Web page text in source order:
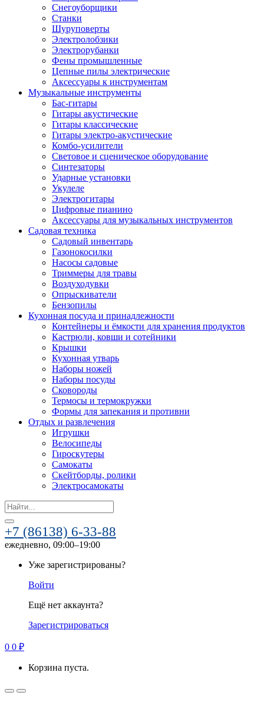
Снегоуборщики
Станки
Шуруповерты
Электролобзики
Электрорубанки
Фены промышленные
Цепные пилы электрические
Аксессуары к инструментам
Музыкальные инструменты
Бас-гитары
Гитары акустические
Гитары классические
Гитары электро-акустические
Комбо-усилители
Световое и сценическое оборудование
Синтезаторы
Ударные установки
Укулеле
Электрогитары
Цифровые пианино
Аксессуары для музыкальных инструментов
Садовая техника
Садовый инвентарь
Газонокосилки
Насосы садовые
Триммеры для травы
Воздуходувки
Опрыскиватели
Бензопилы
Кухонная посуда и принадлежности
Контейнеры и ёмкости для хранения продуктов
Кастрюли, ковши и сотейники
Крышки
Кухонная утварь
Наборы ножей
Наборы посуды
Сковороды
Термосы и термокружки
Формы для запекания и противни
Отдых и развлечения
Игрушки
Велосипеды
Гироскутеры
Самокаты
Скейтборды, ролики
Электросамокаты
Search
for:
+7 (86138) 6-33-88
ежедневно, 09:00–19:00
Уже зарегистрированы?
Войти
Ещё нет аккаунта?
Зарегистрироваться
0 0 ₽
Корзина пуста.